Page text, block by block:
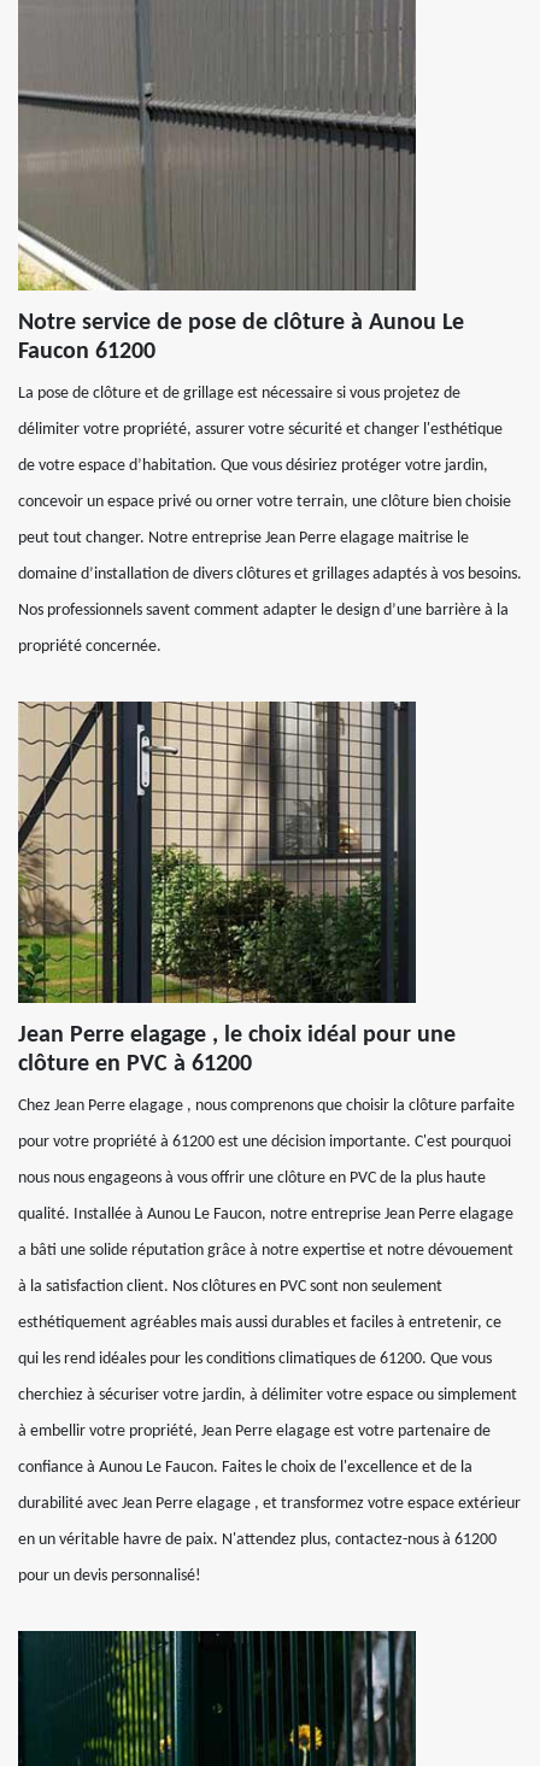
Notre service de pose de clôture à Aunou Le
Faucon 61200
La pose de clôture et de grillage est nécessaire si vous projetez de
délimiter votre propriété, assurer votre sécurité et changer l'esthétique
de votre espace d’habitation. Que vous désiriez protéger votre jardin,
concevoir un espace privé ou orner votre terrain, une clôture bien choisie
peut tout changer. Notre entreprise Jean Perre elagage maitrise le
domaine d’installation de divers clôtures et grillages adaptés à vos besoins.
Nos professionnels savent comment adapter le design d’une barrière à la
propriété concernée.
Jean Perre elagage , le choix idéal pour une
clôture en PVC à 61200
Chez Jean Perre elagage , nous comprenons que choisir la clôture parfaite
pour votre propriété à 61200 est une décision importante. C'est pourquoi
nous nous engageons à vous offrir une clôture en PVC de la plus haute
qualité. Installée à Aunou Le Faucon, notre entreprise Jean Perre elagage
a bâti une solide réputation grâce à notre expertise et notre dévouement
à la satisfaction client. Nos clôtures en PVC sont non seulement
esthétiquement agréables mais aussi durables et faciles à entretenir, ce
qui les rend idéales pour les conditions climatiques de 61200. Que vous
cherchiez à sécuriser votre jardin, à délimiter votre espace ou simplement
à embellir votre propriété, Jean Perre elagage est votre partenaire de
confiance à Aunou Le Faucon. Faites le choix de l'excellence et de la
durabilité avec Jean Perre elagage , et transformez votre espace extérieur
en un véritable havre de paix. N'attendez plus, contactez-nous à 61200
pour un devis personnalisé!